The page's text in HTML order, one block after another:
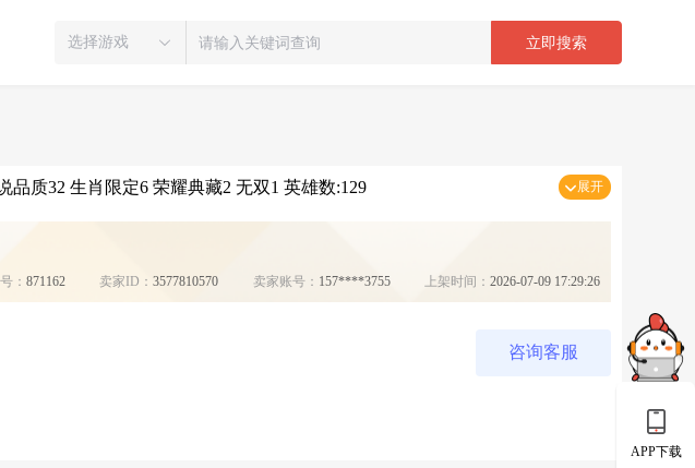
选择游戏 立即搜索
品质32 生肖限定6 荣耀典藏2 无双1 英雄数:129 展开
： 871162 卖家ID： 3577810570 卖家账号： 157****3755 上架时间： 2026-07-09 17:29:26
咨询客服
APP下载